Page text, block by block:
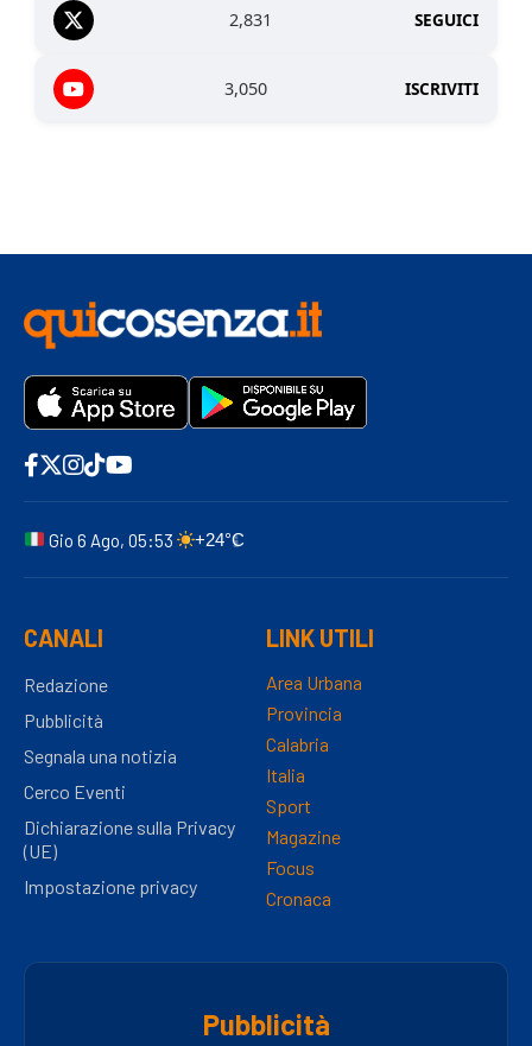
2,831 SEGUICI
3,050 ISCRIVITI
Gio 6 Ago, 05:53 +24°C
CANALI
Redazione
Pubblicità
Segnala una notizia
Cerco Eventi
Dichiarazione sulla Privacy
(UE)
Impostazione privacy
LINK UTILI
Area Urbana
Provincia
Calabria
Italia
Sport
Magazine
Focus
Cronaca
Pubblicità